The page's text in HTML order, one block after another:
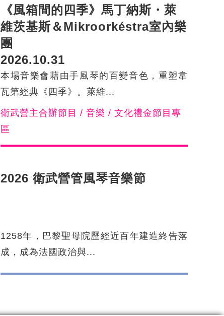
《風箱間的四季》馬丁納斯・萊
維茨基斯＆Mikroorkéstra室內樂
團
2026.10.31
本場音樂會藉由手風琴的百變音色，重塑韋
瓦第經典《四季》。萊維...
衛武營主合辦節目 / 音樂 / 文化禮金節目專
區